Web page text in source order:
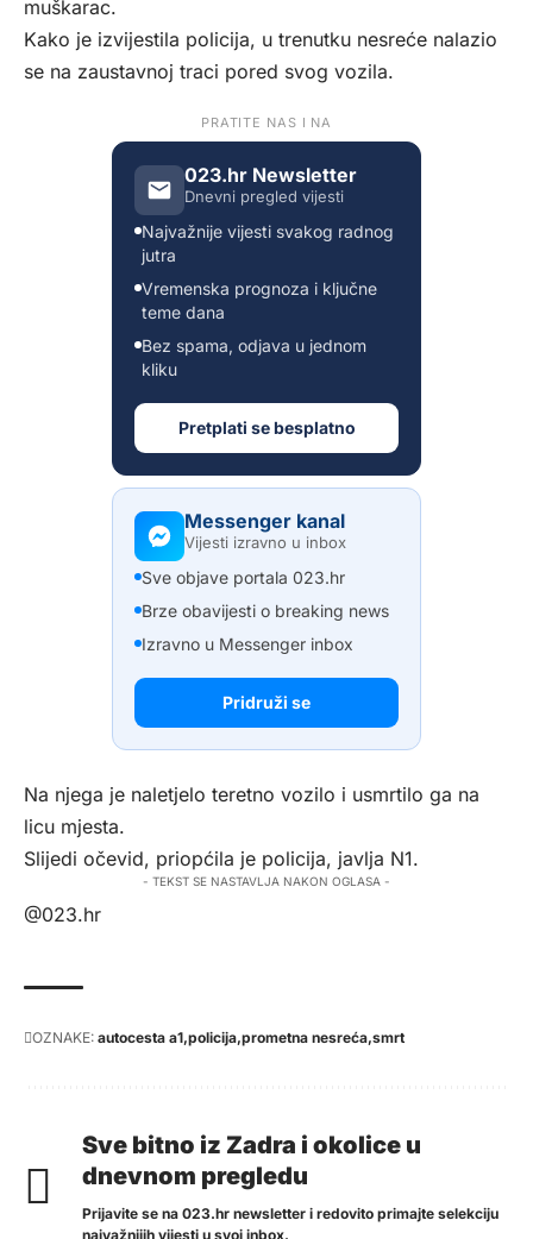
muškarac.
Kako je izvijestila policija, u trenutku nesreće nalazio
se na zaustavnoj traci pored svog vozila.
PRATITE NAS I NA
023.hr Newsletter
Dnevni pregled vijesti
Najvažnije vijesti svakog radnog
jutra
Vremenska prognoza i ključne
teme dana
Bez spama, odjava u jednom
kliku
Pretplati se besplatno
Messenger kanal
Vijesti izravno u inbox
Sve objave portala 023.hr
Brze obavijesti o breaking news
Izravno u Messenger inbox
Pridruži se
Na njega je naletjelo teretno vozilo i usmrtilo ga na
licu mjesta.
Slijedi očevid, priopćila je policija, javlja N1.
- TEKST SE NASTAVLJA NAKON OGLASA -
@023.hr
OZNAKE: autocesta a1 policija prometna nesreća smrt
Sve bitno iz Zadra i okolice u
dnevnom pregledu
Prijavite se na 023.hr newsletter i redovito primajte selekciju
najvažnijih vijesti u svoj inbox.